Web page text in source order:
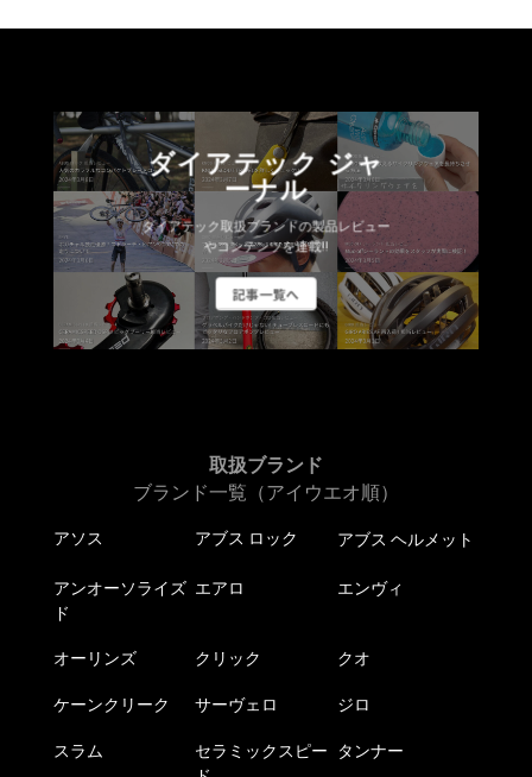
ダイアテック ジャ
ーナル
ダイアテック取扱ブランドの製品レビュー
やコンテンツを連載!!
記事一覧へ
取扱ブランド
ブランド一覧（アイウエオ順）
アソス アブス ロック アブス ヘルメット
アンオーソライズ
ド
エアロ エンヴィ
オーリンズ クリック クオ
ケーンクリーク サーヴェロ ジロ
スラム
セラミックスピー
タンナー